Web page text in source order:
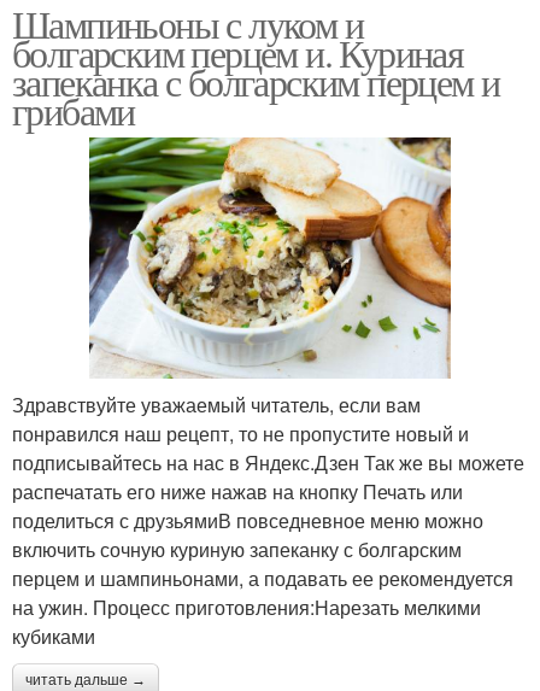
Шампиньоны с луком и
болгарским перцем и. Куриная
запеканка с болгарским перцем и
грибами
Здравствуйте уважаемый читатель, если вам
понравился наш рецепт, то не пропустите новый и
подписывайтесь на нас в Яндекс.Дзен Так же вы можете
распечатать его ниже нажав на кнопку Печать или
поделиться с друзьямиВ повседневное меню можно
включить сочную куриную запеканку с болгарским
перцем и шампиньонами, а подавать ее рекомендуется
на ужин. Процесс приготовления:Нарезать мелкими
кубиками
читать дальше →